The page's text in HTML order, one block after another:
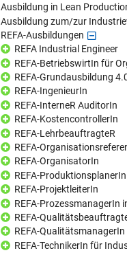
Ausbildung in Lean
Ausbildung zum/zur
REFA-Ausbildungen
REFA Industrial Engineer
REFA-BetriebswirtIn für
REFA-Grundausbildung
REFA-IngenieurIn
REFA-InterneR AuditorIn
REFA-KostencontrollerIn
REFA-LehrbeauftragteR
REFA-
REFA-OrganisatorIn
REFA-ProduktionsplanerIn
REFA-ProjektleiterIn
REFA-ProzessmanagerIn
REFA-
REFA-QualitätsmanagerIn
REFA-TechnikerIn für